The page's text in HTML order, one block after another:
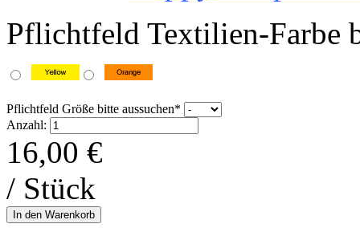
Pflichtfeld Textilien-Farbe
Pflichtfeld Größe bitte aussuchen*
Anzahl:
16,00 €
/ Stück